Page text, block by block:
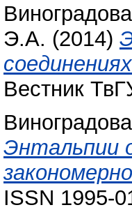
Э.А. (2014)
Вестник
Энтальпии
ISSN 1995-